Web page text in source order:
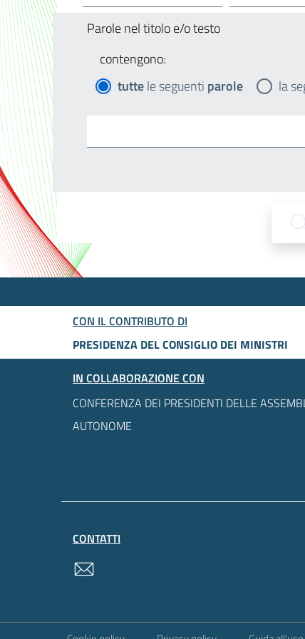
Parole nel titolo e/o testo
contengono:
tuttele seguenti parole la
CON IL CONTRIBUTO DI
PRESIDENZA DEL CONSIGLIO DEI MINISTRI
IN COLLABORAZIONE CON
CONFERENZA DEI PRESIDENTI DELLE
AUTONOME
CONTATTI